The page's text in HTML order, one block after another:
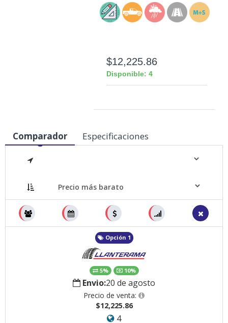
$12,225.86
Disponible: 4
Comparador Especificaciones
Opción 1
5% 10%
Envio:20 de agosto
Precio de venta:
$12,225.86
4